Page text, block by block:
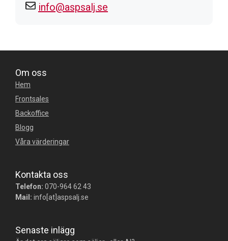
info@aspsalj.se
Om oss
Hem
Frontsales
Backoffice
Blogg
Våra värderingar
Kontakta oss
Telefon: 070-964 62 43
Mail: info[at]aspsalj.se
Senaste inlägg